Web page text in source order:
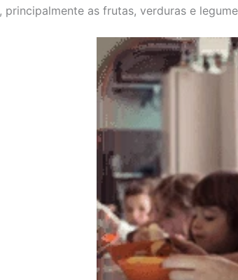
, principalmente as frutas, verduras e